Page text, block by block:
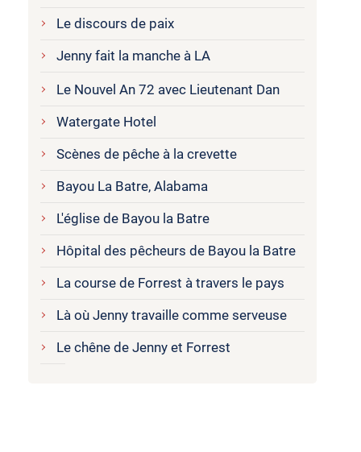
Le discours de paix
Jenny fait la manche à LA
Le Nouvel An 72 avec Lieutenant Dan
Watergate Hotel
Scènes de pêche à la crevette
Bayou La Batre, Alabama
L'église de Bayou la Batre
Hôpital des pêcheurs de Bayou la Batre
La course de Forrest à travers le pays
Là où Jenny travaille comme serveuse
Le chêne de Jenny et Forrest